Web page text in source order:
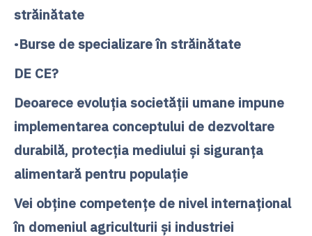
străinătate
•Burse de specializare în străinătate
DE CE?
Deoarece evoluţia societăţii umane impune
implementarea conceptului de dezvoltare
durabilă, protecţia mediului şi siguranţa
alimentară pentru populaţie
Vei obţine competenţe de nivel internaţional
în domeniul agriculturii şi industriei